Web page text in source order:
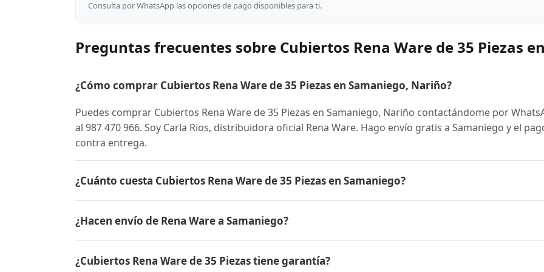
Consulta por WhatsApp las opciones de pago disponibles para ti.
Preguntas frecuentes sobre Cubiertos Rena Ware de 35 Piezas
¿Cómo comprar Cubiertos Rena Ware de 35 Piezas en Samaniego, Nariño?
Puedes comprar Cubiertos Rena Ware de 35 Piezas en Samaniego, Nariño contactándome por
al 987 470 966. Soy Carla Rios, distribuidora oficial Rena Ware. Hago envío gratis a Samaniego y el
contra entrega.
¿Cuánto cuesta Cubiertos Rena Ware de 35 Piezas en Samaniego?
para conocer el precio actual, promociones disponibles y facilidades de pago en cuotas desde el 10%
inicial.
¿Hacen envío de Rena Ware a Samaniego?
pago es contra entrega.
¿Cubiertos Rena Ware de 35 Piezas tiene garantía?